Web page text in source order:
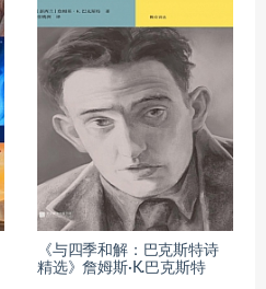
《与四季和解：巴克斯特诗
精选》詹姆斯·K.巴克斯特